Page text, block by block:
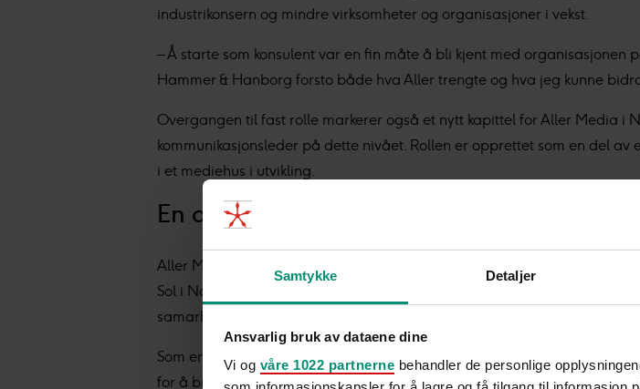
Samtykke Detaljer
Ansvarlig bruk av dataene dine
Vi og våre 1022 partnerne behandler de personlige
industrikonsern og mindre virksomheter og organisasjoner i vekst.
– Å starte som konsulent var en fin måte å bli kjent med
Hammer & Hanborg forsto både hva Aller trengte og hva jeg kunne
Overgangen til fast rolle markerer også et nytt kapittel for Aller Media i
kommunikasjonsleder på dette nivået. Rollen er opprettet som en del
i et mediehus i utvikling.
En organisasjon i endring
Aller Media Nordic eier i dag over 60 merkevarer i Norge, Sverige,
Sol i Norge. I 2024 ble konsernet omorganisert fra nasjonale selskaper
samarbeid på tvers av landegrensene.
Som en del av rollen samarbeider Rebekka tett med konsernets
for å bidra til koordinering og kunnskapsdeling på tvers av markedene.